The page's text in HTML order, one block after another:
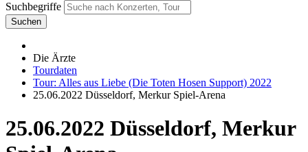
Suchbegriffe
Suchen
Die Ärzte
Tourdaten
Tour: Alles aus Liebe (Die Toten Hosen Support) 2022
25.06.2022 Düsseldorf, Merkur Spiel-Arena
25.06.2022 Düsseldorf, Merkur